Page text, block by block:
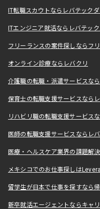
IT転職スカウトならレバテック
ITエンジニア就活ならレバテッ
フリーランスの案件探しならフ
オンライン診療ならレバクリ
介護職の転職・派遣サービスな
保育士の転職支援サービスなら
リハビリ職の転職支援サービス
医師の転職支援サービスならレ
医療・ヘルスケア業界の課題解
メキシコでのお仕事探しは
留学生が日本で仕事を探すなら
新卒就活エージェントならキャ